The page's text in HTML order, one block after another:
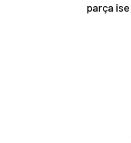
parça ise